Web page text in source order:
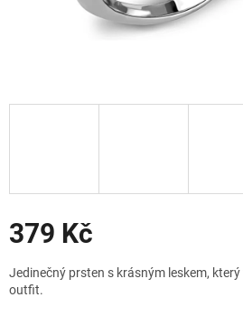
379 Kč
cena:
Jedinečný prsten s krásným leskem,
outfit.